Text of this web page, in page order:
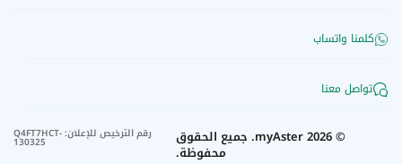
كلمنا واتساب
تواصل معنا
©
2026
myAster. جميع الحقوق
محفوظة.
رقم الترخيص للإعلان:
Q4FT7HCT-
130325